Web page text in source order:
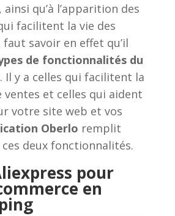
ainsi qu’à l’apparition des
facilitent la vie des
savoir en effet qu’il
de fonctionnalités du
. Il y a celles qui facilitent la
ventes et celles qui aident
votre site web et vos
Oberlo remplit
deux fonctionnalités.
pour
en